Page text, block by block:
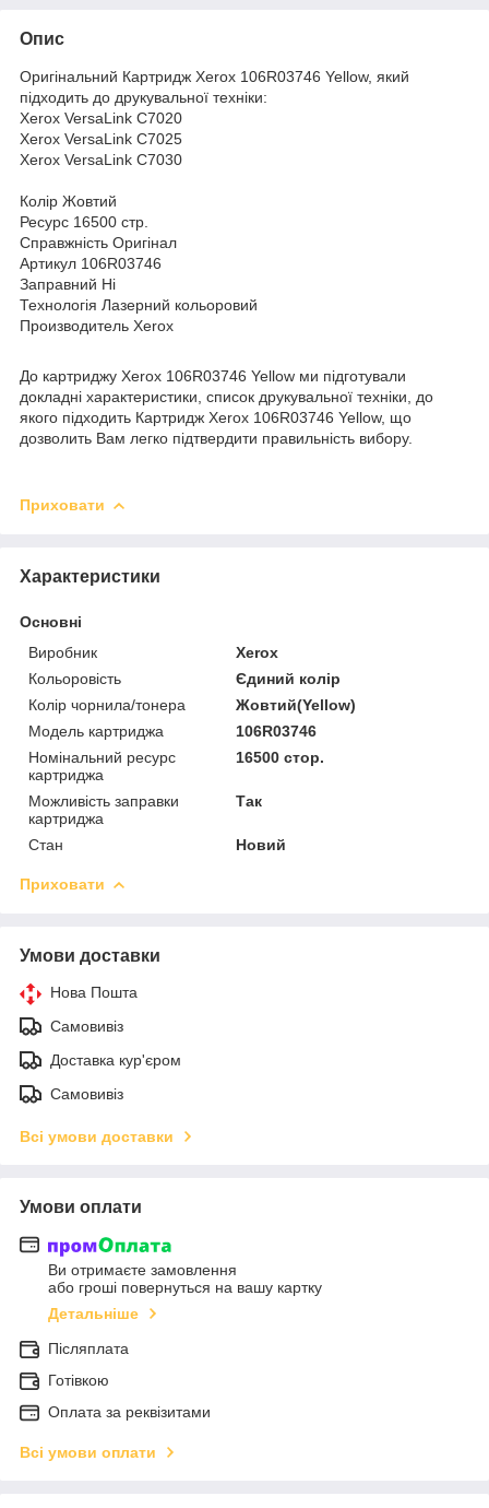
Опис
Оригінальний Картридж Xerox 106R03746 Yellow, який
підходить до друкувальної техніки:
Xerox VersaLink C7020
Xerox VersaLink C7025
Xerox VersaLink C7030
Колір Жовтий
Ресурс 16500 стр.
Справжність Оригінал
Артикул 106R03746
Заправний Ні
Технологія Лазерний кольоровий
Производитель Xerox
До картриджу Xerox 106R03746 Yellow ми підготували
докладні характеристики, список друкувальної техніки, до
якого підходить Картридж Xerox 106R03746 Yellow, що
дозволить Вам легко підтвердити правильність вибору.
Приховати
Характеристики
Основні
Виробник
Xerox
Кольоровість
Єдиний колір
Колір чорнила/тонера
Жовтий(Yellow)
Модель картриджа
106R03746
Номінальний ресурс
картриджа
16500 стор.
Можливість заправки
картриджа
Так
Стан Новий
Приховати
Умови доставки
Нова Пошта
Самовивіз
Доставка кур'єром
Самовивіз
Всі умови доставки
Умови оплати
Ви отримаєте замовлення
або гроші повернуться на вашу картку
Детальніше
Післяплата
Готівкою
Оплата за реквізитами
Всі умови оплати